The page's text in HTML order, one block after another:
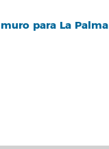
para La Palma